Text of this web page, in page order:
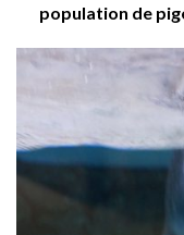
population de